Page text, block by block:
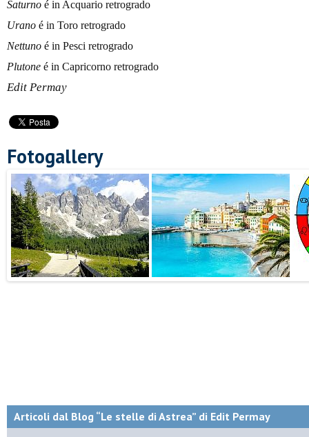
Saturno é in Acquario retrogrado
Urano é in Toro retrogrado
Nettuno é in Pesci retrogrado
Plutone é in Capricorno retrogrado
Edit Permay
Fotogallery
Articoli dal Blog “Le stelle di Astrea” di Edit Permay